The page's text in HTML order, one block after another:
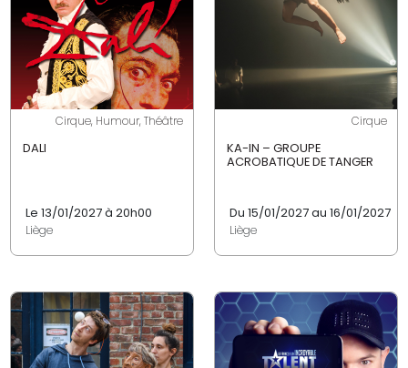
Cirque, Humour, Théâtre
DALI
Le 13/01/2027 à 20h00
Liège
Cirque
KA-IN – GROUPE
ACROBATIQUE DE TANGER
Du 15/01/2027 au 16/01/2027
Liège